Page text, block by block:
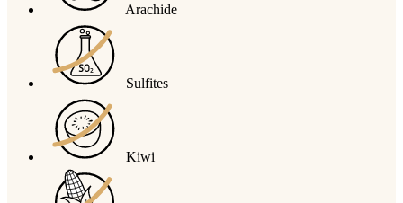
Arachide
Sulfites
Kiwi